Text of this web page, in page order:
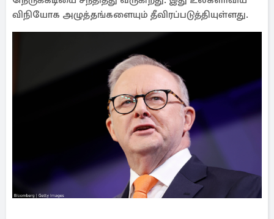
விநியோக அழுத்தங்களையும் தீவிரப்படுத்தியுள்ளது.